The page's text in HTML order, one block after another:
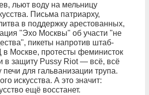
льют воду на мельницу
Письма патриарху,
в поддержку арестованных,
"Эхо Москвы" об участи "не
пикеты напротив штаб-
Москве, протесты феминисток
в защиту Pussy Riot — всё, всё
печи для гальванизации трупа.
искусства. А это значит:
ещё восстанет.